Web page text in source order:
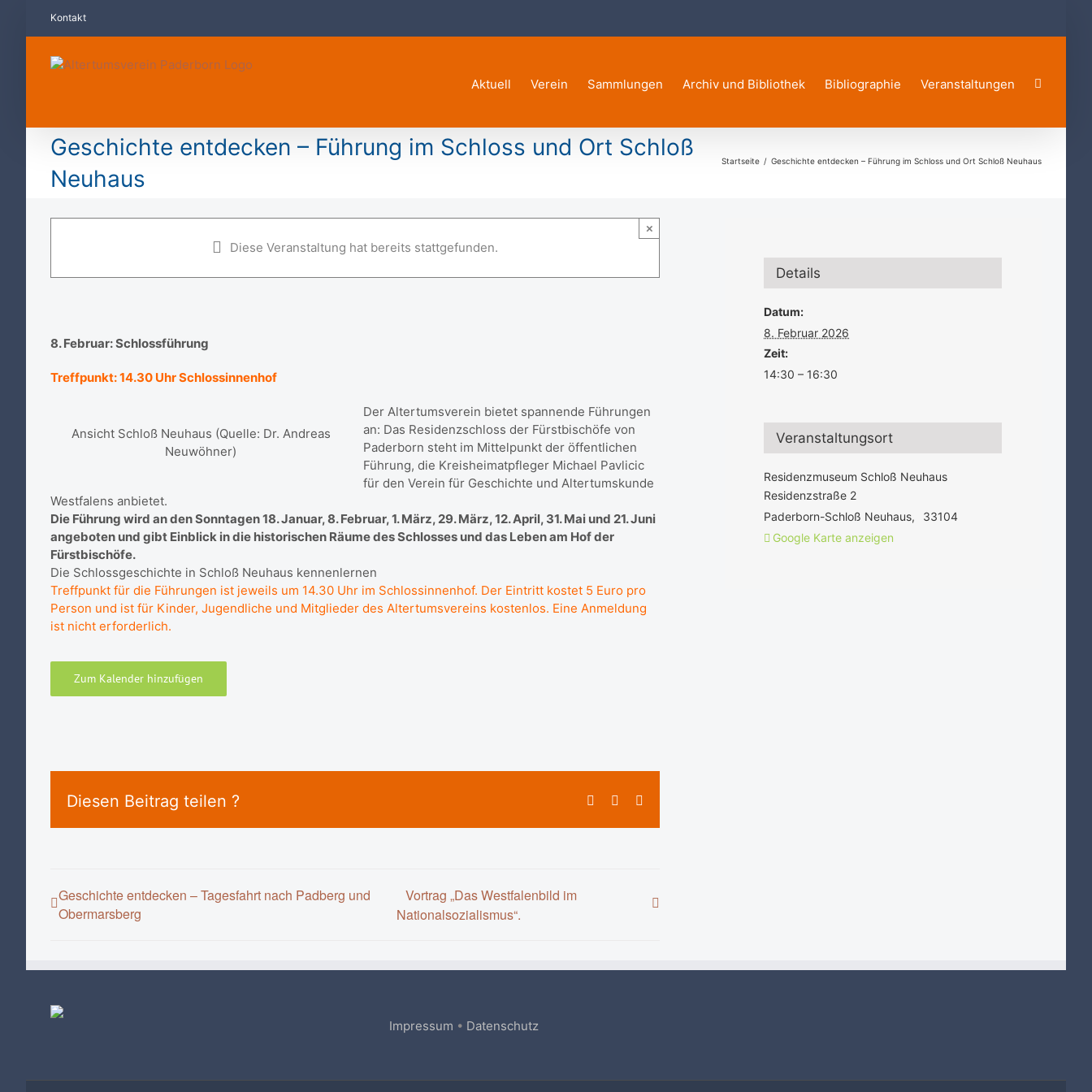
Kontakt
Aktuell Verein Sammlungen Archiv und Bibliothek Bibliographie Veranstaltungen
Geschichte entdecken – Führung im Schloss und Ort Schloß
Neuhaus
Startseite Geschichte entdecken – Führung im Schloss und Ort Schloß Neuhaus
Diese Veranstaltung hat bereits stattgefunden.
×
8. Februar 2026 ·14:30–16:30
8. Februar: Schlossführung
Treffpunkt: 14.30 Uhr Schlossinnenhof
Ansicht Schloß Neuhaus (Quelle: Dr. Andreas
Neuwöhner)
Der Altertumsverein bietet spannende Führungen
an: Das Residenzschloss der Fürstbischöfe von
Paderborn steht im Mittelpunkt der öffentlichen
Führung, die Kreisheimatpfleger Michael Pavlicic
für den Verein für Geschichte und Altertumskunde
Westfalens anbietet.
Die Führung wird an den Sonntagen 18. Januar, 8. Februar, 1. März, 29. März, 12. April, 31. Mai und 21. Juni
angeboten und gibt Einblick in die historischen Räume des Schlosses und das Leben am Hof der
Fürstbischöfe.
Die Schlossgeschichte in Schloß Neuhaus kennenlernen
Treffpunkt für die Führungen ist jeweils um 14.30 Uhr im Schlossinnenhof. Der Eintritt kostet 5 Euro pro
Person und ist für Kinder, Jugendliche und Mitglieder des Altertumsvereins kostenlos. Eine Anmeldung
ist nicht erforderlich.
Zum Kalender hinzufügen
Diesen Beitrag teilen ? Facebook
Geschichte entdecken – Tagesfahrt nach Padberg und
Obermarsberg
Vortrag „Das Westfalenbild im
Nationalsozialismus“.
Details
Datum:
8. Februar 2026
Zeit:
14:30 – 16:30
Veranstaltungsort
Residenzmuseum Schloß Neuhaus
Residenzstraße 2
Paderborn-Schloß Neuhaus,
33104
Google Karte anzeigen
Impressum • Datenschutz